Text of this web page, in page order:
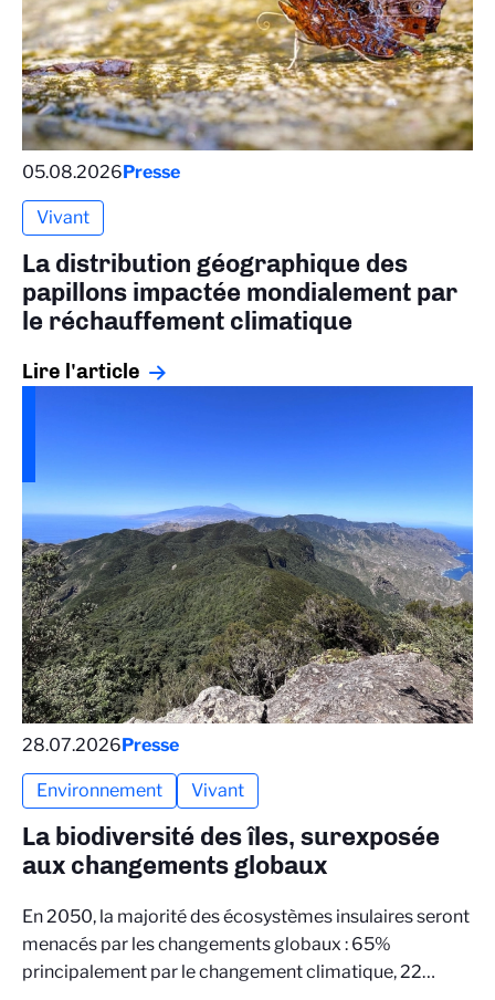
05.08.2026Presse
Vivant
La distribution géographique des
papillons impactée mondialement par
le réchauffement climatique
Lire l'article
28.07.2026Presse
Environnement Vivant
La biodiversité des îles, surexposée
aux changements globaux
En 2050, la majorité des écosystèmes insulaires seront
menacés par les changements globaux : 65%
principalement par le changement climatique, 22…